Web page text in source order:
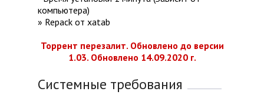
компьютера)
» Repack от xatab
Торрент перезалит. Обновлено до версии
1.03. Обновлено 14.09.2020 г.
Системные требования